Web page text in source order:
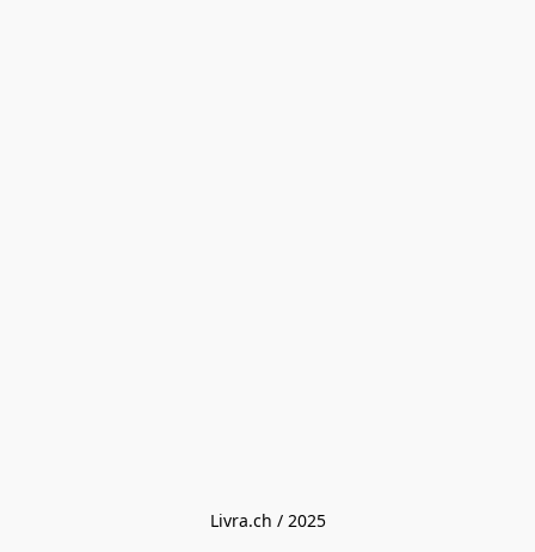
Livra.ch / 2025